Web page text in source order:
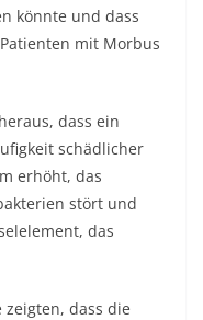
könnte und dass
mit Morbus
dass ein
schädlicher
erhöht, das
stört und
das
dass die